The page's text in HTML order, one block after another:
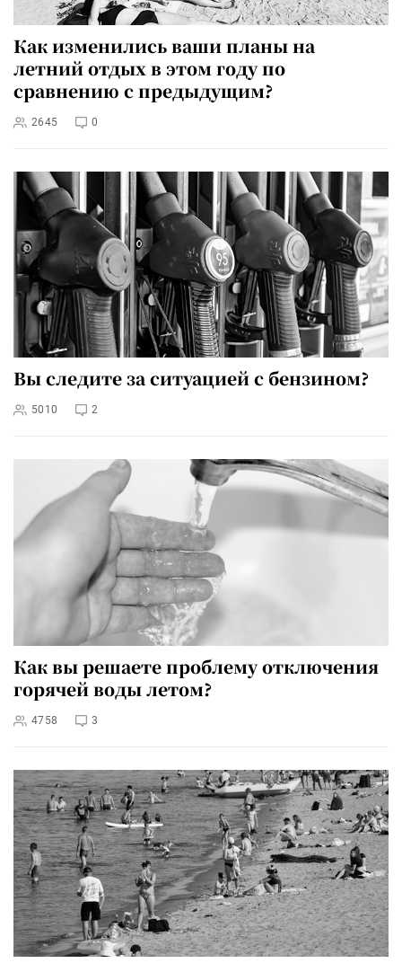
Как изменились ваши планы на
летний отдых в этом году по
сравнению с предыдущим?
2645 0
Вы следите за ситуацией с бензином?
5010 2
Как вы решаете проблему отключения
горячей воды летом?
4758 3